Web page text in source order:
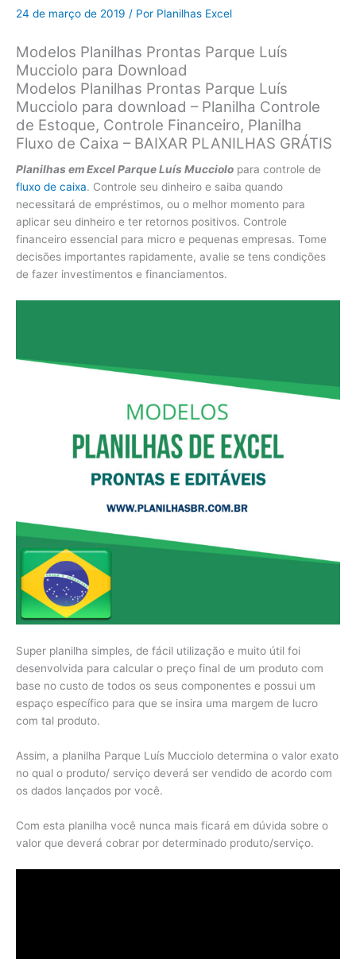
24 de março de 2019 / Por Planilhas Excel
Modelos Planilhas Prontas Parque Luís
Mucciolo para Download
Modelos Planilhas Prontas Parque Luís
Mucciolo para download – Planilha Controle
de Estoque, Controle Financeiro, Planilha
Fluxo de Caixa – BAIXAR PLANILHAS GRÁTIS
Planilhas em Excel Parque Luís Mucciolo para controle de
fluxo de caixa. Controle seu dinheiro e saiba quando
necessitará de empréstimos, ou o melhor momento para
aplicar seu dinheiro e ter retornos positivos. Controle
financeiro essencial para micro e pequenas empresas. Tome
decisões importantes rapidamente, avalie se tens condições
de fazer investimentos e financiamentos.
Super planilha simples, de fácil utilização e muito útil foi
desenvolvida para calcular o preço final de um produto com
base no custo de todos os seus componentes e possui um
espaço específico para que se insira uma margem de lucro
com tal produto.
Assim, a planilha Parque Luís Mucciolo determina o valor exato
no qual o produto/ serviço deverá ser vendido de acordo com
os dados lançados por você.
Com esta planilha você nunca mais ficará em dúvida sobre o
valor que deverá cobrar por determinado produto/serviço.